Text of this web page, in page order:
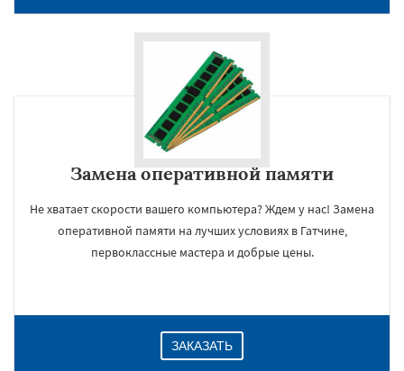
Замена оперативной памяти
Не хватает скорости вашего компьютера? Ждем у нас! Замена
оперативной памяти на лучших условиях в Гатчине,
первоклассные мастера и добрые цены.
ЗАКАЗАТЬ
×